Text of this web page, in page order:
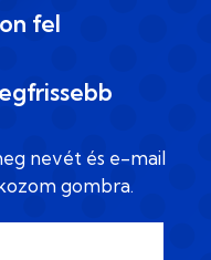
fel
nevét és e-mail
gombra.